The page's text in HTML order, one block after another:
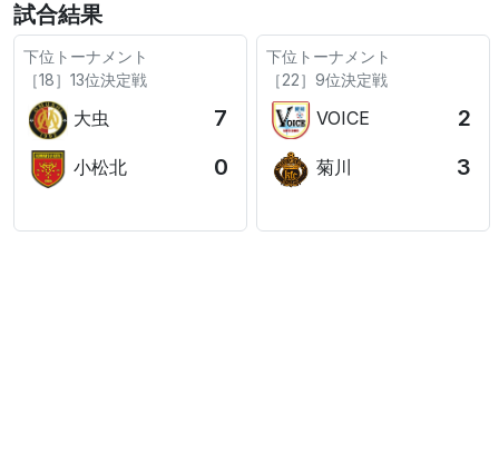
試合結果
下位トーナメント
［18］13位決定戦
大虫 7
小松北 0
下位トーナメント
［22］9位決定戦
VOICE 2
菊川 3